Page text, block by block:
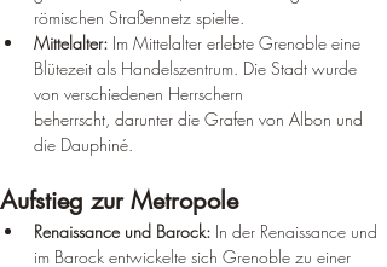
römischen Straßennetz spielte.
Mittelalter: Im Mittelalter erlebte Grenoble eine
Blütezeit als Handelszentrum. Die Stadt wurde
von verschiedenen Herrschern
beherrscht, darunter die Grafen von Albon und
die Dauphiné.
Aufstieg zur Metropole
Renaissance und Barock: In der Renaissance und
im Barock entwickelte sich Grenoble zu einer